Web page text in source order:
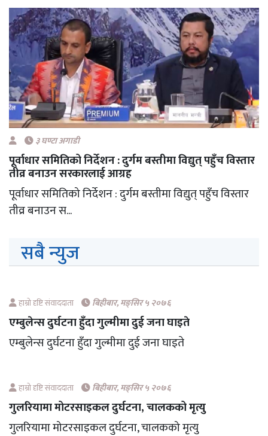
३ घण्टा अगाडी
पूर्वाधार समितिको निर्देशन : दुर्गम बस्तीमा विद्युत् पहुँच विस्तार
तीव्र बनाउन सरकारलाई आग्रह
पूर्वाधार समितिको निर्देशन : दुर्गम बस्तीमा विद्युत् पहुँच विस्तार
तीव्र बनाउन स...
सबै न्युज
हाम्रो दृष्टि संवाददाता बिहीबार, मङ्सिर ५ २०७६
एम्बुलेन्स दुर्घटना हुँदा गुल्मीमा दुई जना घाइते
एम्बुलेन्स दुर्घटना हुँदा गुल्मीमा दुई जना घाइते
हाम्रो दृष्टि संवाददाता बिहीबार, मङ्सिर ५ २०७६
गुलरियामा मोटरसाइकल दुर्घटना, चालकको मृत्यु
गुलरियामा मोटरसाइकल दुर्घटना, चालकको मृत्यु